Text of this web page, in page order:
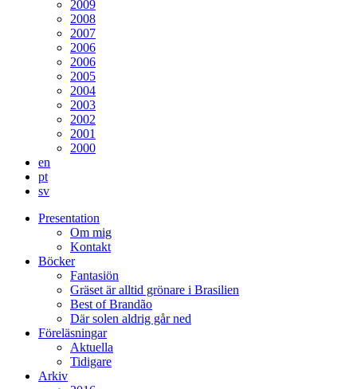
2009
2008
2007
2006
2006
2005
2004
2003
2002
2001
2000
en
pt
sv
Presentation
Om mig
Kontakt
Böcker
Fantasiön
Gräset är alltid grönare i Brasilien
Best of Brandão
Där solen aldrig går ned
Föreläsningar
Aktuella
Tidigare
Arkiv